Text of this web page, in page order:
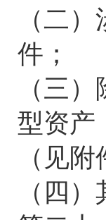
（二
件；
（三
型资产
（见附
（四